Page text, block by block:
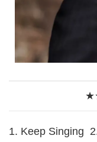
1. Keep Singing